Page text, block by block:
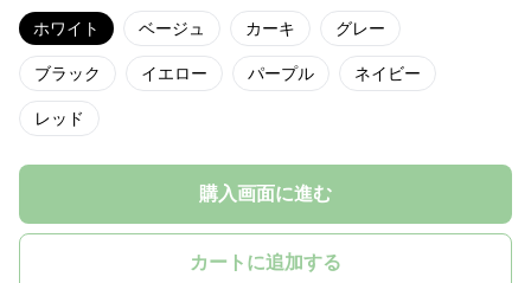
ホワイト ベージュ カーキ グレー
ブラック イエロー パープル ネイビー
レッド
購入画面に進む
カートに追加する